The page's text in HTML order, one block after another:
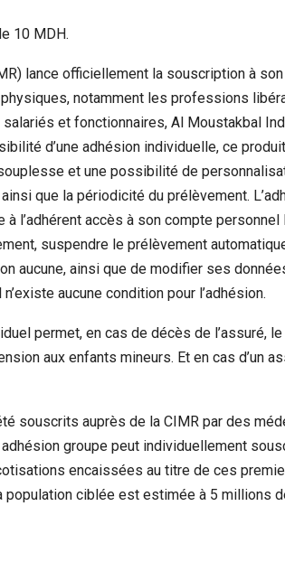
10 MDH.
lance officiellement la souscription à son
notamment les professions
et fonctionnaires, Al Moustakbal
d’une adhésion individuelle, ce
et une possibilité de
que la périodicité du prélèvement.
l’adhérent accès à son compte personnel
suspendre le prélèvement
aucune, ainsi que de modifier ses
aucune condition pour l’adhésion.
permet, en cas de décès de l’assuré,
aux enfants mineurs. Et en cas d’un
souscrits auprès de la CIMR par des
groupe peut individuellement
encaissées au titre de ces
population ciblée est estimée à 5 millions
Ceuta : Les Messages Qui Poussent Au Départ, Le
Miroir D’un Malaise Social Plus…